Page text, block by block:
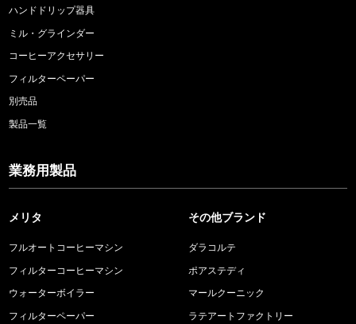
ハンドドリップ器具
ミル・グラインダー
コーヒーアクセサリー
フィルターペーパー
別売品
製品一覧
業務用製品
メリタ
フルオートコーヒーマシン
フィルターコーヒーマシン
ウォーターボイラー
フィルターペーパー
その他ブランド
ダラコルテ
ポアステディ
マールクーニック
ラテアートファクトリー